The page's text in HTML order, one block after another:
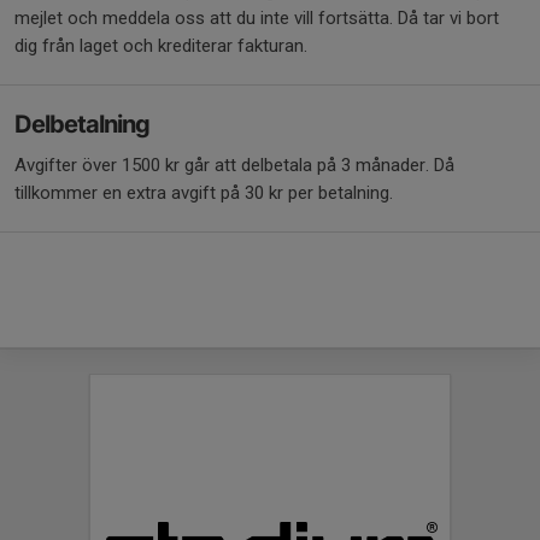
mejlet och meddela oss att du inte vill fortsätta. Då tar vi bort
dig från laget och krediterar fakturan.
Delbetalning
Avgifter över 1500 kr går att delbetala på 3 månader. Då
tillkommer en extra avgift på 30 kr per betalning.